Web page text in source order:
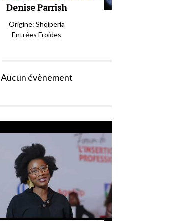
Denise Parrish
Origine: Shqipëria
Entrées Froides
Aucun évènement